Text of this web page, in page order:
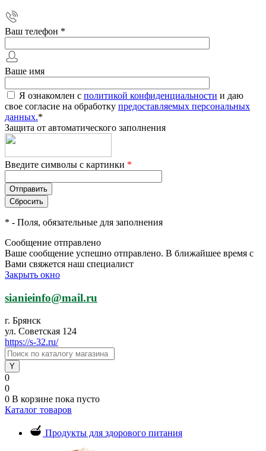
Ваш телефон *
Ваше имя
Я ознакомлен с политикой конфиденциальности и даю
свое согласие на обработку предоставляемых персональных
данных.*
Защита от автоматического заполнения
Введите символы с картинки *
* - Поля, обязательные для заполнения
Сообщение отправлено
Ваше сообщение успешно отправлено. В ближайшее время с
Вами свяжется наш специалист
Закрыть окно
sianieinfo@mail.ru
г. Брянск
ул. Советская 124
https://s-32.ru/
0
0
0 В корзине пока пусто
Каталог товаров
Продукты для здорового питания